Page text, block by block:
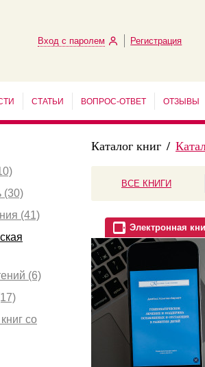
Вход с паролем Регистрация
СТАТЬИ ВОПРОС-ОТВЕТ ОТЗЫВЫ
(30)
(41)
(6)
со
Каталог книг /
ВСЕ КНИГИ
Электронная